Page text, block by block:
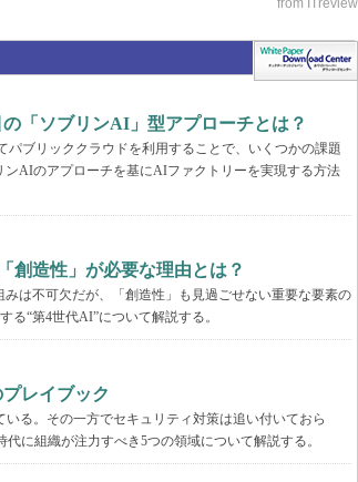
「ソブリンAI」型アプローチとは？
ブリッククラウドを利用することで、いくつかの課題
AIのアプローチを基にAIファクトリーを実現する方法
創造性」が必要な理由とは？
は不可欠だが、「創造性」も見過ごせない重要な要素の
“第4世代AI”について解説する。
レイブック
る。その一方でセキュリティ対策は追い付いておら
に組織が注力すべき5つの領域について解説する。